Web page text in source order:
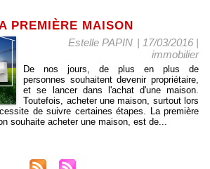
PREMIÈRE MAISON
Estelle PAPIN | 17/03/2016 |
immobilier
De nos jours, de plus en plus de
personnes souhaitent devenir propriétaire,
et se lancer dans l'achat d'une maison.
Toutefois, acheter une maison, surtout lors
de suivre certaines étapes. La première
souhaite acheter une maison, est de...